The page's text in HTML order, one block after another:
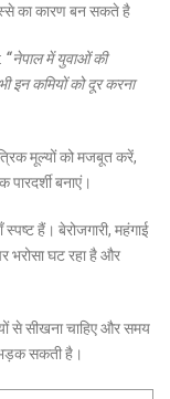
का कारण बन सकते है
“नेपाल में युवाओं की
इन कमियों को दूर करना
मूल्यों को मजबूत करें,
बनाएं।
हैं। बेरोजगारी, महंगाई
भरोसा घट रहा है और
से सीखना चाहिए और समय
भड़क सकती है।